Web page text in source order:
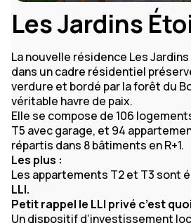
Les Jardins
La nouvelle résidence Les
dans un cadre résidentiel
verdure et bordé par la forêt du
véritable havre de paix.
Elle se compose de 106
T5 avec garage, et 94
répartis dans 8 bâtiments en R+1.
Les plus :
Les appartements T2 et T3 sont
LLI.
Petit rappel le LLI privé c’est
Un dispositif d’investissement